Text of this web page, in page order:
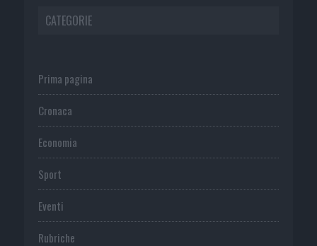
CATEGORIE
Prima pagina
Cronaca
Economia
Sport
Eventi
Rubriche